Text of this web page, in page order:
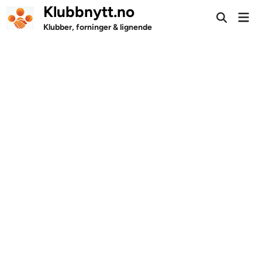
Skip
to
Klubbnytt.no
Klubber, forninger & lignende
Open